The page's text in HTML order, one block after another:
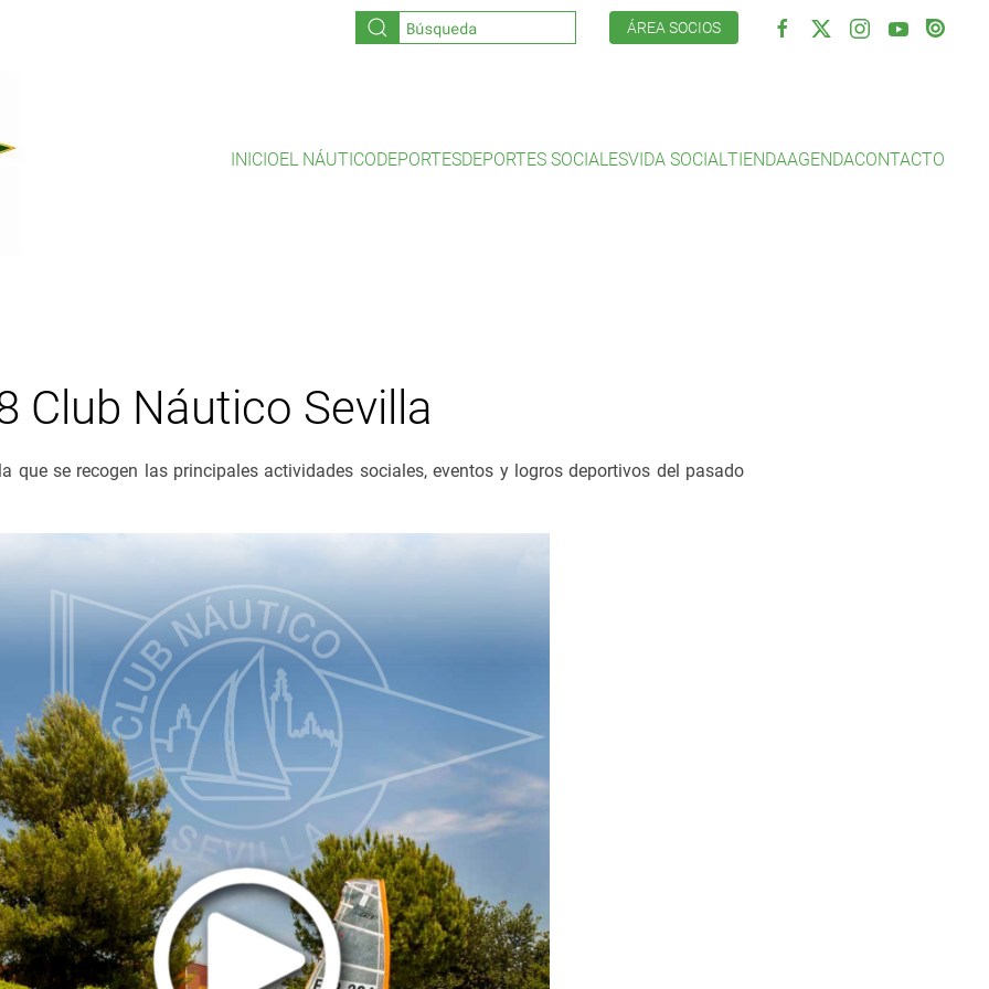
ÁREA SOCIOS
INICIOEL NÁUTICODEPORTESDEPORTES SOCIALESVIDA SOCIALTIENDAAGENDACONTACTO
Club Náutico Sevilla
que se recogen las principales actividades sociales, eventos y logros deportivos del pasado